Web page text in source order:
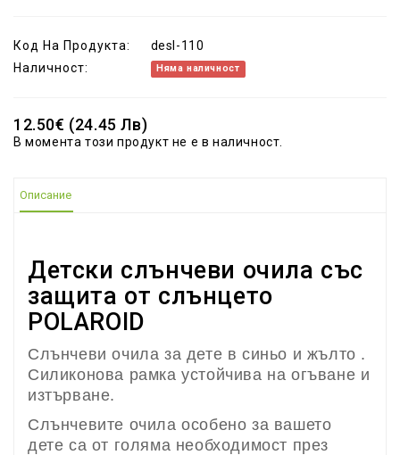
Код На Продукта:
desl-110
Наличност:
Няма наличност
12.50€ (24.45 Лв)
В момента този продукт не е в наличност.
Описание
Детски слънчеви очила със
защита от слънцето
POLAROID
Слънчеви очила за дете в синьо и жълто .
Силиконова рамка устойчива на огъване и
изтърване.
Слънчевите очила особено за вашето
дете са от голяма необходимост през